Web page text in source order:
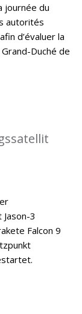
journée du
autorités
d’évaluer la
Duché de
3
Falcon 9